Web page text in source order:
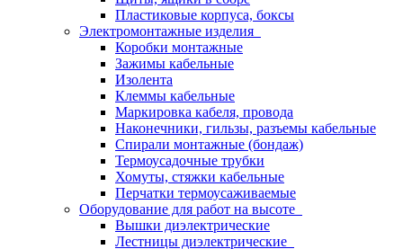
Пластиковые корпуса, боксы
Электромонтажные изделия
Коробки монтажные
Зажимы кабельные
Изолента
Клеммы кабельные
Маркировка кабеля, провода
Наконечники, гильзы, разъемы кабельные
Спирали монтажные (бондаж)
Термоусадочные трубки
Хомуты, стяжки кабельные
Перчатки термоусаживаемые
Оборудование для работ на высоте
Вышки диэлектрические
Лестницы диэлектрические